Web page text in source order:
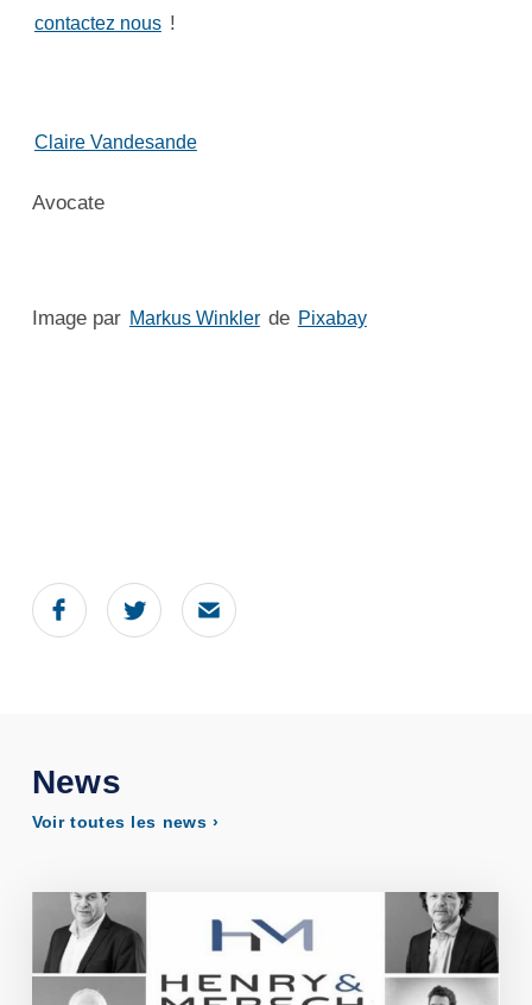
contactez nous !
Claire Vandesande
Avocate
Image par Markus Winkler de Pixabay
News
Voir toutes les news ›